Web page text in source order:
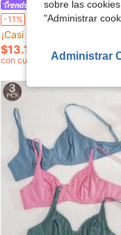
Charlaine
-11%
Charlaine Sujetador de mujer con patchwork de
¡Casi agotado!
$13.19 200+ vendidos
con cupón
sobre las
"Administrar
Administrar